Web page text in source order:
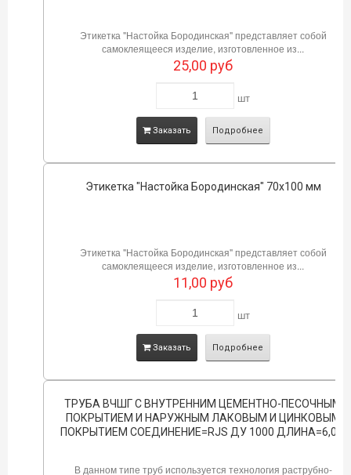
Этикетка "Настойка Бородинская" представляет собой
самоклеящееся изделие, изготовленное из...
25,00 руб
шт
Заказать Подробнее
Этикетка "Настойка Бородинская" 70х100 мм
Этикетка "Настойка Бородинская" представляет собой
самоклеящееся изделие, изготовленное из...
11,00 руб
шт
Заказать Подробнее
ТРУБА ВЧШГ С ВНУТРЕННИМ ЦЕМЕНТНО-ПЕСОЧНЫМ
ПОКРЫТИЕМ И НАРУЖНЫМ ЛАКОВЫМ И ЦИНКОВЫМ
ПОКРЫТИЕМ СОЕДИНЕНИЕ=RJS ДУ 1000 ДЛИНА=6,0М
В данном типе труб используется технология раструбно-